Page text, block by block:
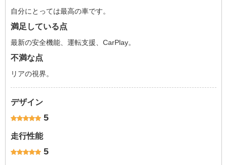
自分にとっては最高の車です。
満足している点
最新の安全機能、運転支援、CarPlay。
不満な点
リアの視界。
デザイン
5
走行性能
5